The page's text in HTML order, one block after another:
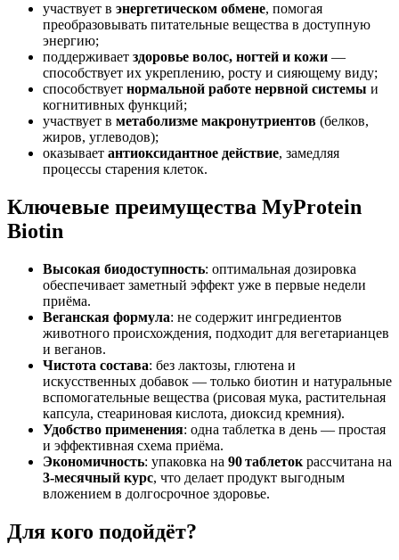
участвует в энергетическом обмене, помогая
преобразовывать питательные вещества в доступную
энергию;
поддерживает здоровье волос, ногтей и кожи —
способствует их укреплению, росту и сияющему виду;
способствует нормальной работе нервной системы и
когнитивных функций;
участвует в метаболизме макронутриентов (белков,
жиров, углеводов);
оказывает антиоксидантное действие, замедляя
процессы старения клеток.
Ключевые преимущества MyProtein
Biotin
Высокая биодоступность: оптимальная дозировка
обеспечивает заметный эффект уже в первые недели
приёма.
Веганская формула: не содержит ингредиентов
животного происхождения, подходит для вегетарианцев
и веганов.
Чистота состава: без лактозы, глютена и
искусственных добавок — только биотин и натуральные
вспомогательные вещества (рисовая мука, растительная
капсула, стеариновая кислота, диоксид кремния).
Удобство применения: одна таблетка в день — простая
и эффективная схема приёма.
Экономичность: упаковка на 90 таблеток рассчитана на
3‑месячный курс, что делает продукт выгодным
вложением в долгосрочное здоровье.
Для кого подойдёт?